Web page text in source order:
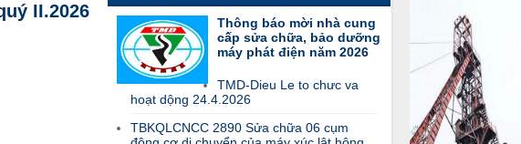
II.2026
Thông báo mời nhà cung
cấp sửa chữa, bảo dưỡng
máy phát điện năm 2026
TMD-Dieu Le to chưc va
hoạt dộng 24.4.2026
TBKQLCNCC 2890 Sửa chữa 06 cụm